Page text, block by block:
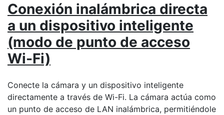
Conexión inalámbrica directa
a un dispositivo inteligente
(modo de punto de acceso
Wi-Fi)
Conecte la cámara y un dispositivo inteligente
directamente a través de Wi-Fi. La cámara actúa como
un punto de acceso de LAN inalámbrica, permitiéndole